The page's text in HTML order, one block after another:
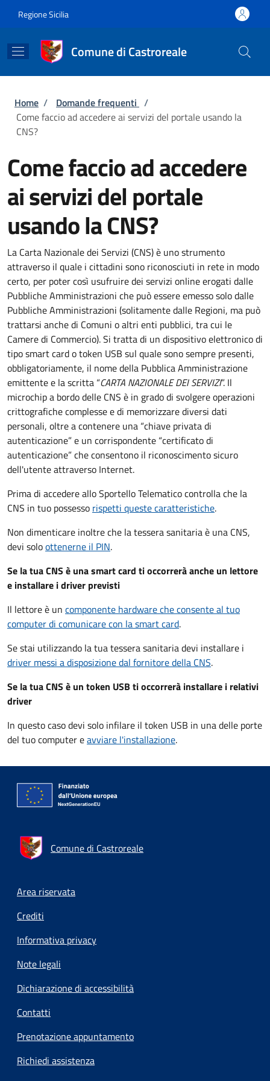
Regione Sicilia
Comune di Castroreale
Briciole di pane
Home / Domande frequenti /
Come faccio ad accedere ai servizi del portale usando la
CNS?
Come faccio ad accedere
ai servizi del portale
usando la CNS?
La Carta Nazionale dei Servizi (CNS) è uno strumento
attraverso il quale i cittadini sono riconosciuti in rete in modo
certo, per poter così usufruire dei servizi online erogati dalle
Pubbliche Amministrazioni che può essere emesso solo dalle
Pubbliche Amministrazioni (solitamente dalle Regioni, ma può
trattarsi anche di Comuni o altri enti pubblici, tra cui le
Camere di Commercio).Si tratta di un dispositivo elettronico di
tiposmart cardo token USB sul quale sono sempre presenti,
obbligatoriamente, il nome della Pubblica Amministrazione
emittente e la scritta “CARTA NAZIONALE DEI SERVIZI”. Il
microchip a bordo delle CNS è in grado di svolgere operazioni
crittografiche complesse e di memorizzare diversi dati
personali, oltre a contenere una “chiave privata di
autenticazione” e un corrispondente “certificato di
autenticazione” che consentono il riconoscimento sicuro
dell'utente attraverso Internet.
Prima di accedere allo Sportello Telematico controlla che la
CNS in tuo possesso rispetti queste caratteristiche.
Non dimenticare inoltre che la tessera sanitaria è una CNS,
devi soloottenerne il PIN.
Se la tua CNS è una smart card ti occorrerà anche un lettore
e installare i driver previsti
Il lettore è un componente hardware che consente al tuo
computer di comunicare con la smart card.
Se stai utilizzando la tua tessera sanitaria devi installare i
driver messi a disposizione dal fornitore della CNS.
Se la tua CNS è un token USB ti occorrerà installare i relativi
driver
In questo caso devi solo infilare il token USB in una delle porte
del tuo computer eavviare l'installazione.
Comune di Castroreale
Footer menu
Area riservata
Crediti
Informativa privacy
Note legali
Dichiarazione di accessibilità
Contatti
Prenotazione appuntamento
Richiedi assistenza